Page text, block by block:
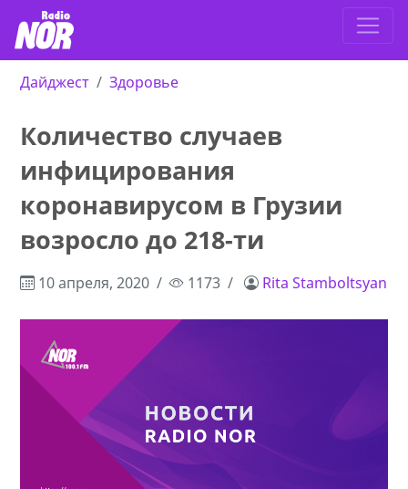
Дайджест Здоровье
Количество случаев
инфицирования
коронавирусом в Грузии
возросло до 218-ти
10 апреля, 2020 1173 Rita Stamboltsyan